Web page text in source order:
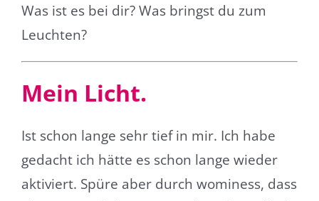
Was ist es bei dir? Was bringst du zum
Leuchten?
Mein Licht.
Ist schon lange sehr tief in mir. Ich habe
gedacht ich hätte es schon lange wieder
aktiviert. Spüre aber durch wominess, dass